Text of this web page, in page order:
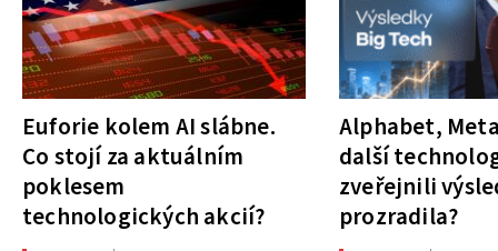
Euforie kolem AI slábne.
Co stojí za aktuálním
poklesem
technologických akcií?
Alphabet,
další
zveřejnili
prozradila?